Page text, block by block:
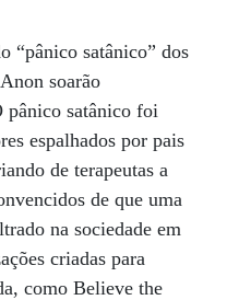
“pânico satânico” dos
soarão
pânico satânico foi
espalhados por pais
de terapeutas a
de que uma
na sociedade em
criadas para
como Believe the